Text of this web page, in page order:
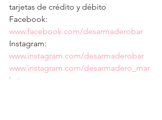
tarjetas de crédito y débito
Facebook:
www.facebook.com/desarmaderobar
Instagram:
www.instagram.com/desarmaderobar
www.instagram.com/desarmadero_mar
ket